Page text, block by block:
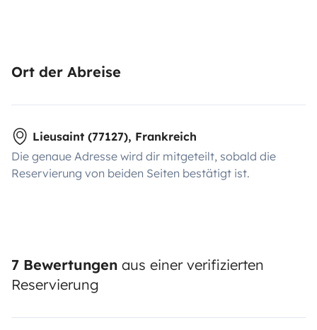
Ort der Abreise
Lieusaint (77127), Frankreich
Die genaue Adresse wird dir mitgeteilt, sobald die
Reservierung von beiden Seiten bestätigt ist.
7 Bewertungen aus einer verifizierten
Reservierung